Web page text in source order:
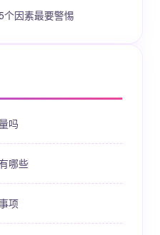
因素最要警惕
吗
哪些
项